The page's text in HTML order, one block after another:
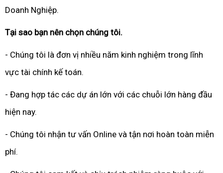
Doanh Nghiệp.
Tại sao bạn nên chọn chúng tôi.
- Chúng tôi là đơn vị nhiều năm kinh nghiệm trong lĩnh
vực tài chính kế toán.
- Đang hợp tác các dự án lớn với các chuỗi lớn hàng đầu
hiện nay.
- Chúng tôi nhận tư vấn Online và tận nơi hoàn toàn miễn
phí.